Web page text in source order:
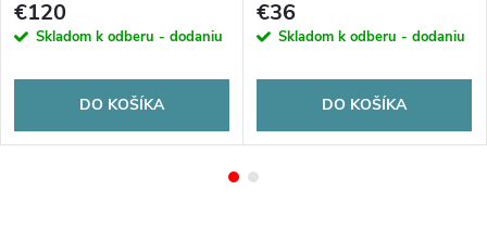
€120
Skladom k odberu - dodaniu
DO KOŠÍKA
€36
Skladom k odberu - dodaniu
DO KOŠÍKA